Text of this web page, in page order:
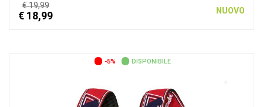
€ 19,99
€ 18,99 NUOVO
-5% DISPONIBILE